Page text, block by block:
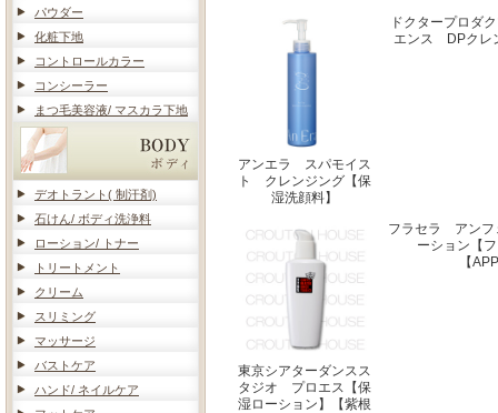
パウダー
化粧下地
コントロールカラー
コンシーラー
まつ毛美容液/ マスカラ下地
デオトラント( 制汗剤)
石けん/ ボディ洗浄料
ローション/ トナー
トリートメント
クリーム
スリミング
マッサージ
バストケア
ハンド/ ネイルケア
アンエラ スパモイス
ト クレンジング【保
湿洗顔料】
ドクタープロダ
エンス DPクレ
東京シアターダンスス
タジオ プロエス【保
湿ローション】【紫根
フラセラ アンフ
ーション【
【